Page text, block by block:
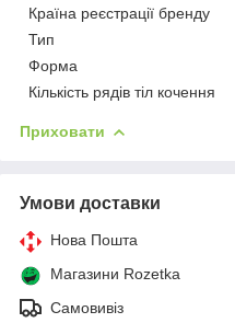
Країна реєстрації бренду
Тип
Форма
Кількість рядів тіл кочення
Приховати
Умови доставки
Нова Пошта
Магазини Rozetka
Самовивіз